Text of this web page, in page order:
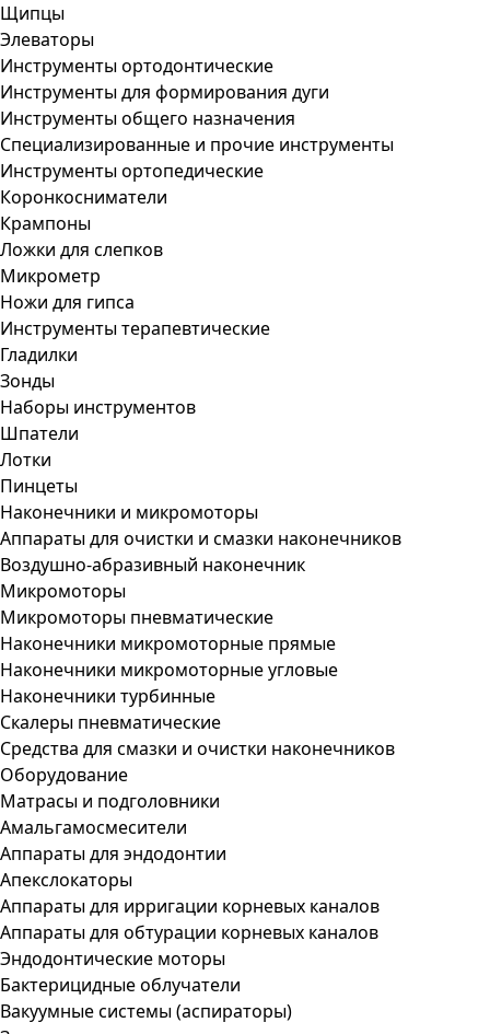
Щипцы
Элеваторы
Инструменты ортодонтические
Инструменты для формирования дуги
Инструменты общего назначения
Специализированные и прочие инструменты
Инструменты ортопедические
Коронкосниматели
Крампоны
Ложки для слепков
Микрометр
Ножи для гипса
Инструменты терапевтические
Гладилки
Зонды
Наборы инструментов
Шпатели
Лотки
Пинцеты
Наконечники и микромоторы
Аппараты для очистки и смазки наконечников
Воздушно-абразивный наконечник
Микромоторы
Микромоторы пневматические
Наконечники микромоторные прямые
Наконечники микромоторные угловые
Наконечники турбинные
Скалеры пневматические
Средства для смазки и очистки наконечников
Оборудование
Матрасы и подголовники
Амальгамосмесители
Аппараты для эндодонтии
Апекслокаторы
Аппараты для ирригации корневых каналов
Аппараты для обтурации корневых каналов
Эндодонтические моторы
Бактерицидные облучатели
Вакуумные системы (аспираторы)